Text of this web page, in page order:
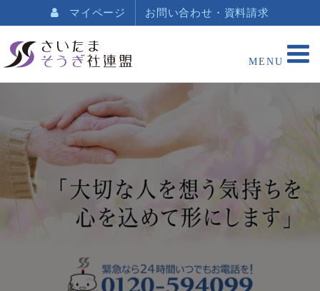
マイページ お問い合わせ・資料請求